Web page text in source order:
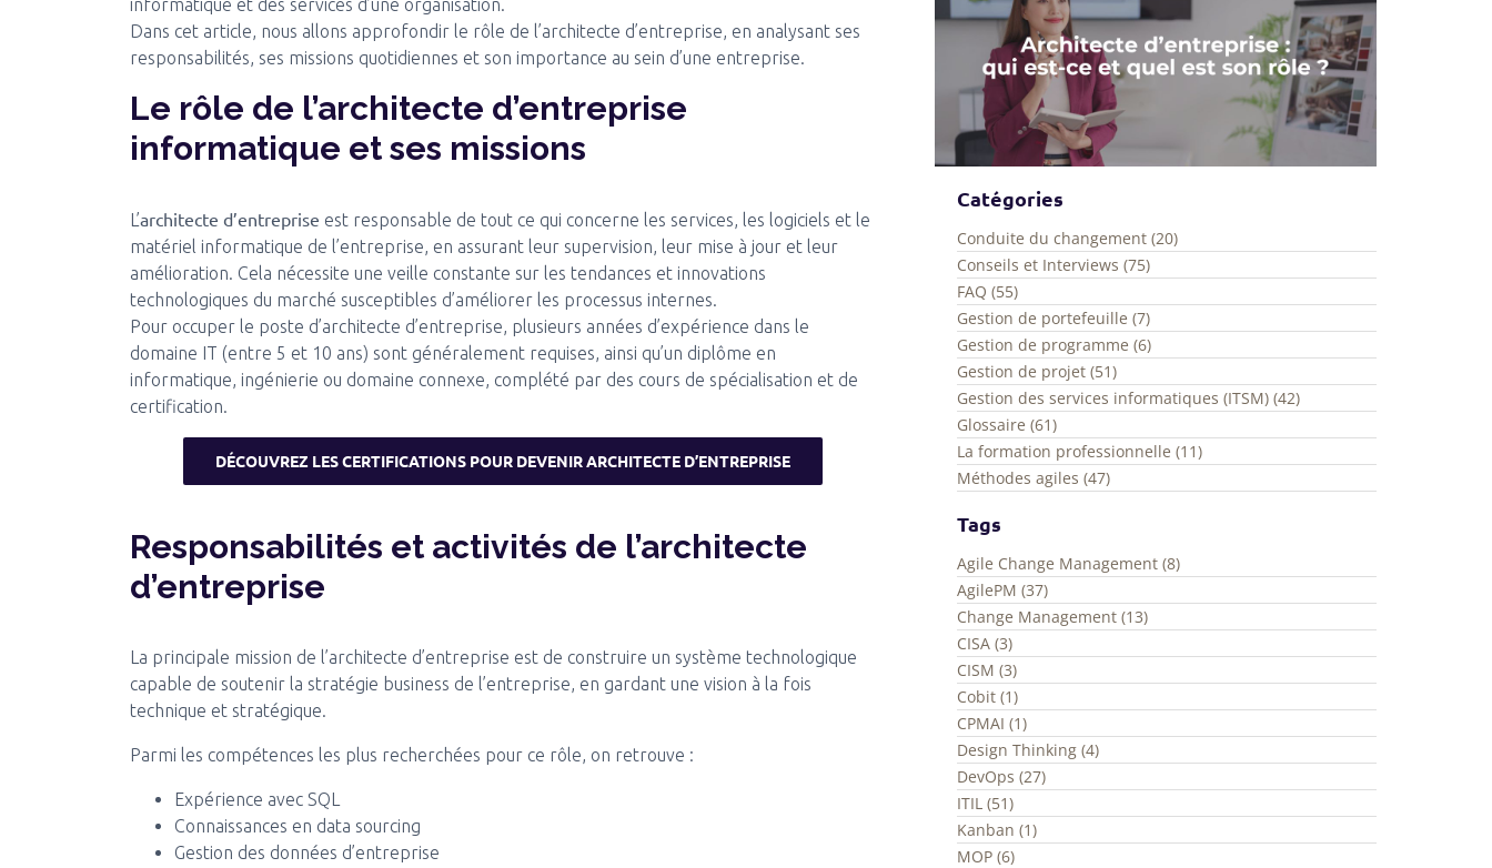
Catégories
Conduite du changement (20)
Conseils et Interviews (75)
FAQ (55)
Gestion de portefeuille (7)
Gestion de programme (6)
Gestion de projet (51)
Gestion des services informatiques (ITSM) (42)
Glossaire (61)
La formation professionnelle (11)
Méthodes agiles (47)
Tags
Agile Change Management (8)
AgilePM (37)
Change Management (13)
CISA (3)
CISM (3)
Cobit (1)
CPMAI (1)
Design Thinking (4)
DevOps (27)
ITIL (51)
Kanban (1)
MOP (6)
informatique et des services d’une organisation.
Dans cet article, nous allons approfondir le rôle de l’architecte d’entreprise, en analysant ses
responsabilités, ses missions quotidiennes et son importance au sein d’une entreprise.
Le rôle de l’architecte d’entreprise
informatique et ses missions
L’architecte d’entreprise est responsable de tout ce qui concerne les services, les logiciels et le
matériel informatique de l’entreprise, en assurant leur supervision, leur mise à jour et leur
amélioration. Cela nécessite une veille constante sur les tendances et innovations
technologiques du marché susceptibles d’améliorer les processus internes.
Pour occuper le poste d’architecte d’entreprise, plusieurs années d’expérience dans le
domaine IT (entre 5 et 10 ans) sont généralement requises, ainsi qu’un diplôme en
informatique, ingénierie ou domaine connexe, complété par des cours de spécialisation et de
certification.
DÉCOUVREZ LES CERTIFICATIONS POUR DEVENIR ARCHITECTE D’ENTREPRISE
Responsabilités et activités de l’architecte
d’entreprise
La principale mission de l’architecte d’entreprise est de construire un système technologique
capable de soutenir la stratégie business de l’entreprise, en gardant une vision à la fois
technique et stratégique.
Parmi les compétences les plus recherchées pour ce rôle, on retrouve :
Expérience avec SQL
Connaissances en data sourcing
Gestion des données d’entreprise